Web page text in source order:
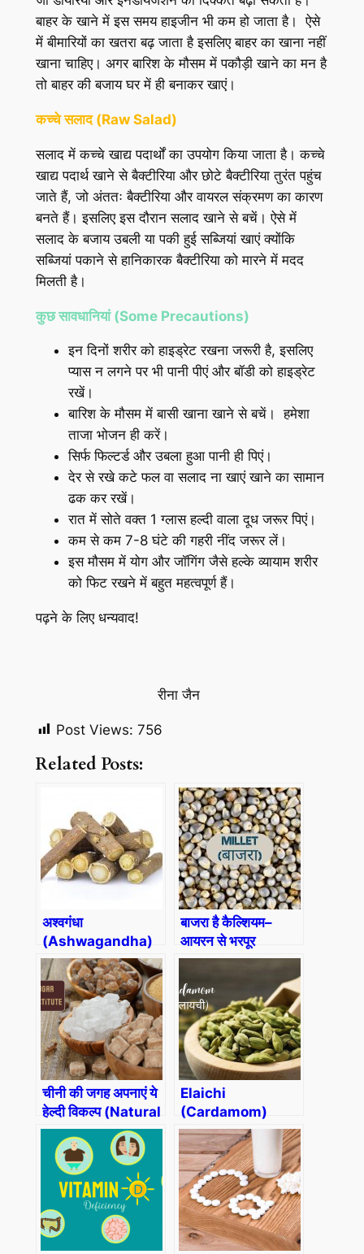
बाहर के खाने में इस समय हाइजीन भी कम हो जाता है। ऐसे
में बीमारियों का खतरा बढ़ जाता है इसलिए बाहर का खाना नहीं
खाना चाहिए। अगर बारिश के मौसम में पकौड़ी खाने का मन है
तो बाहर की बजाय घर में ही बनाकर खाएं।
कच्चे सलाद(Raw Salad)
सलाद में कच्चे खाद्य पदार्थों का उपयोग किया जाता है। कच्चे
खाद्य पदार्थ खाने से बैक्टीरिया और छोटे बैक्टीरिया तुरंत पहुंच
जाते हैं, जो अंततः बैक्टीरिया और वायरल संक्रमण का कारण
बनते हैं। इसलिए इस दौरान सलाद खाने से बचें। ऐसे में
सलाद के बजाय उबली या पकी हुई सब्जियां खाएं क्योंकि
सब्जियां पकाने से हानिकारक बैक्टीरिया को मारने में मदद
मिलती है।
कुछ सावधानियां(Some Precautions)
इन दिनों शरीर को हाइड्रेट रखना जरूरी है, इसलिए
प्यास न लगने पर भी पानी पीएं और बॉडी को हाइड्रेट
रखें।
बारिश के मौसम में बासी खाना खाने से बचें। हमेशा
ताजा भोजन ही करें।
सिर्फ फिल्टर्ड और उबला हुआ पानी ही पिएं।
देर से रखे कटे फल वा सलाद ना खाएं खाने का सामान
ढक कर रखें।
रात में सोते वक्त 1 ग्लास हल्दी वाला दूध जरूर पिएं।
कम से कम 7-8 घंटे की गहरी नींद जरूर लें।
इस मौसम में योग और जॉगिंग जैसे हल्के व्यायाम शरीर
को फिट रखने में बहुत महत्वपूर्ण हैं।
पढ़ने के लिए धन्यवाद!
रीना जैन
Post Views: 756
Related Posts:
अश्‍वगंधा
(Ashwagandha)
बाजरा है कैल्शियम–
आयरन से भरपूर
(Millet) In Hindi
चीनी की जगह अपनाएं ये
हेल्‍दी विकल्प (Natural
Substitutes for
Sugar In Hindi)
Elaichi
(Cardamom)
Benefits, Side
Effects:अलग-अलग
समय पर इलायची खाने के
फायदे in Hindi